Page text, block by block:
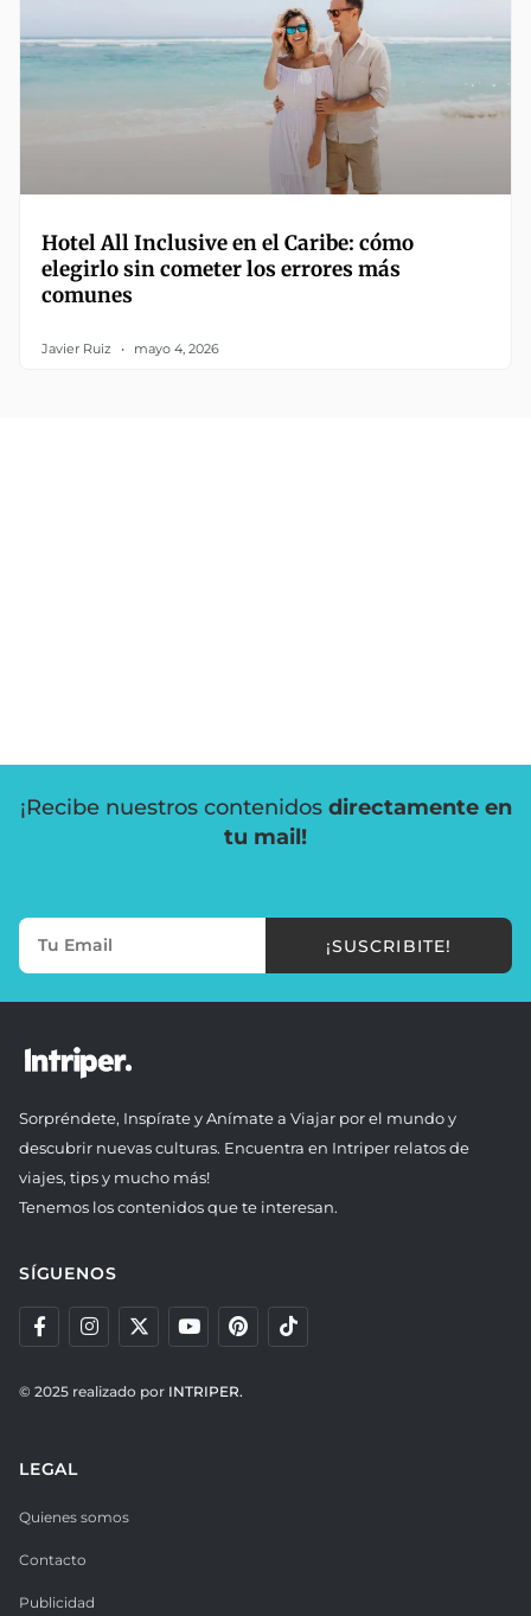
Hotel All Inclusive en el Caribe: cómo
elegirlo sin cometer los errores más
comunes
Javier Ruiz mayo 4, 2026
¡Recibe nuestros contenidos directamente en
tu mail!
¡SUSCRIBITE!
Sorpréndete, Inspírate y Anímate a Viajar por el mundo y
descubrir nuevas culturas. Encuentra en Intriper relatos de
viajes, tips y mucho más!
Tenemos los contenidos que te interesan.
SÍGUENOS
© 2025 realizado por INTRIPER.
LEGAL
Quienes somos
Contacto
Publicidad